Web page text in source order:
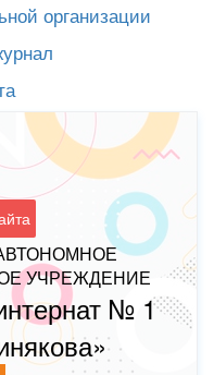
организации
УЧРЕЖДЕНИЕ
№ 1